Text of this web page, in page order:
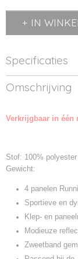
IN
Specificaties
Productcode
MB6544-01
MB6544
Omschrijving
Verkrijgbaar in één
Stof: 100% polyester
Gewicht:
4 panelen
Sportieve en
Klep- en
Modieuze
Zweetband